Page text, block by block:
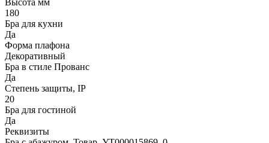
180
Бра для кухни
Да
Форма плафона
Декоративный
Бра в стиле Прованс
Да
Степень защиты, IP
20
Бра для гостиной
Да
Реквизиты